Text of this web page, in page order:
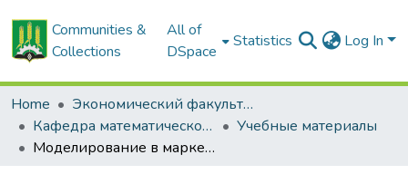
Communities &
Collections
All of
DSpace
Statistics Log In
Home
Экономический факультет
Кафедра математического моделирования экономических систем АПК
Учебные материалы
Моделирование в маркетинговых исследованиях